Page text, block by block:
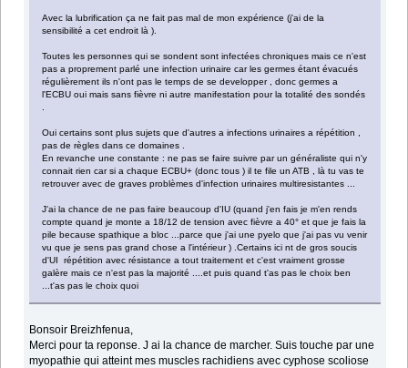
Avec la lubrification ça ne fait pas mal de mon expérience (j'ai de la
sensibilité a cet endroit là ).
Toutes les personnes qui se sondent sont infectées chroniques mais ce n'est
pas a proprement parlé une infection urinaire car les germes étant évacués
régulièrement ils n'ont pas le temps de se developper , donc germes a
l'ECBU oui mais sans fièvre ni autre manifestation pour la totalité des sondés
Oui certains sont plus sujets que d'autres a infections urinaires a répétition ,
pas de règles dans ce domaines .
En revanche une constante : ne pas se faire suivre par un généraliste qui n'y
connait rien car si a chaque ECBU+ (donc tous ) il te file un ATB , là tu vas te
retrouver avec de graves problèmes d'infection urinaires multiresistantes ...
J'ai la chance de ne pas faire beaucoup d'IU (quand j'en fais je m'en rends
compte quand je monte a 18/12 de tension avec fièvre a 40° et que je fais la
pile because spathique a bloc ...parce que j'ai une pyelo que j'ai pas vu venir
vu que je sens pas grand chose a l'intérieur ) .Certains ici nt de gros soucis
d'UI répétition avec résistance a tout traitement et c'est vraiment grosse
galère mais ce n'est pas la majorité ....et puis quand t'as pas le choix ben
...t'as pas le choix quoi
Bonsoir Breizhfenua,
Merci pour ta reponse. J ai la chance de marcher. Suis touche par une
myopathie qui atteint mes muscles rachidiens avec cyphose scoliose